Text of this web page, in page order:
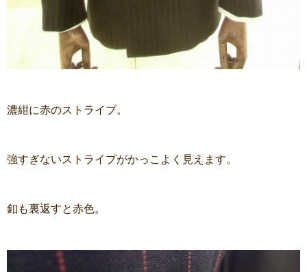
濃紺に赤のストライプ。
強すぎないストライプがかっこよく見えます。
釦も裏返すと赤色。